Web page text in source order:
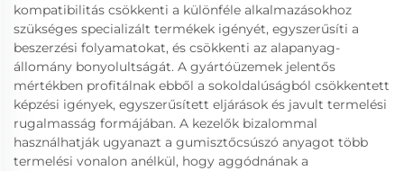
kompatibilitás csökkenti a különféle alkalmazásokhoz
szükséges specializált termékek igényét, egyszerűsíti a
beszerzési folyamatokat, és csökkenti az alapanyag-
állomány bonyolultságát. A gyártóüzemek jelentős
mértékben profitálnak ebből a sokoldalúságból csökkentett
képzési igények, egyszerűsített eljárások és javult termelési
rugalmasság formájában. A kezelők bizalommal
használhatják ugyanazt a gumisztőcsúszó anyagot több
termelési vonalon anélkül, hogy aggódnának a